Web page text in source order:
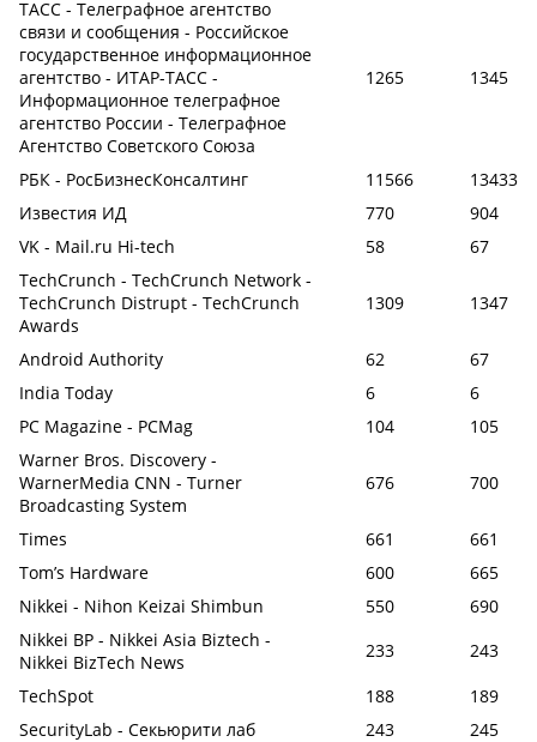
ТАСС - Телеграфное агентство
связи и сообщения - Российское
государственное информационное
агентство - ИТАР-ТАСС -
Информационное телеграфное
агентство России - Телеграфное
Агентство Советского Союза
1265 1345
РБК - РосБизнесКонсалтинг 11566
13433
Известия ИД
770
904
VK - Mail.ru Hi-tech
58
67
TechCrunch - TechCrunch Network -
TechCrunch Distrupt - TechCrunch
Awards
1309 1347
Android Authority 62
67
India Today
6
6
PC Magazine - PCMag
104
105
Warner Bros. Discovery -
WarnerMedia CNN - Turner
Broadcasting System
676 700
Times 661
661
Tom’s Hardware
600
665
Nikkei - Nihon Keizai Shimbun
550
690
Nikkei BP - Nikkei Asia Biztech -
Nikkei BizTech News
233
243
TechSpot
188
189
SecurityLab - Секьюрити лаб
243
245